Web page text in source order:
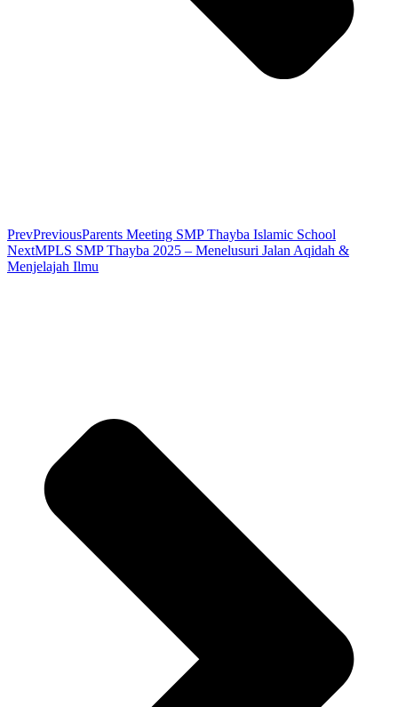
PrevPreviousParents Meeting SMP Thayba Islamic School
NextMPLS SMP Thayba 2025 – Menelusuri Jalan Aqidah &
Menjelajah Ilmu